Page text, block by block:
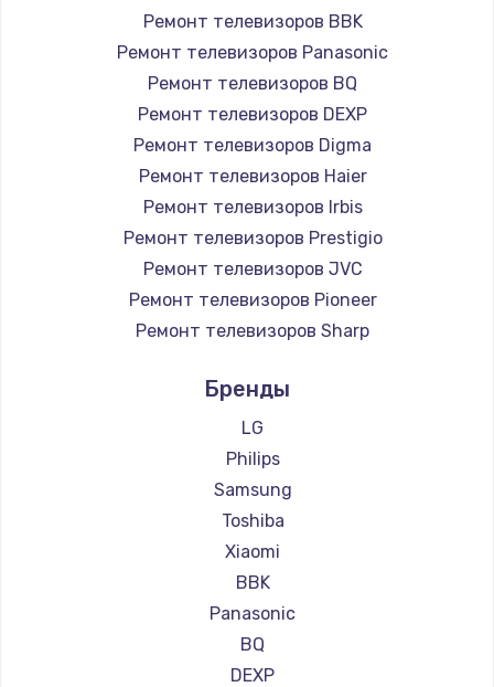
Ремонт телевизоров BBK
Ремонт телевизоров Panasonic
Ремонт телевизоров BQ
Ремонт телевизоров DEXP
Ремонт телевизоров Digma
Ремонт телевизоров Haier
Ремонт телевизоров Irbis
Ремонт телевизоров Prestigio
Ремонт телевизоров JVC
Ремонт телевизоров Pioneer
Ремонт телевизоров Sharp
Ремонт телевизоров Aiwa
Ремонт телевизоров Hisense
Ремонт телевизоров Daewoo
Ремонт телевизоров Centek
Ремонт телевизоров Telefunken
Ремонт телевизоров Hyundai
Ремонт телевизоров Doffler
Ремонт телевизоров Hiper
Ремонт телевизоров Grundig
Ремонт телевизоров HITACHI
Бренды
LG
Philips
Samsung
Toshiba
Xiaomi
BBK
Panasonic
BQ
DEXP